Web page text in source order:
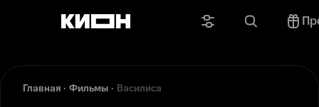
Главная Фильмы Василиса